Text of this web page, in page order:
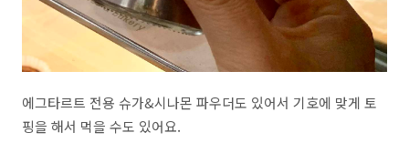
에그타르트 전용 슈가&시나몬 파우더도 있어서 기호에 맞게 토
핑을 해서 먹을 수도 있어요.